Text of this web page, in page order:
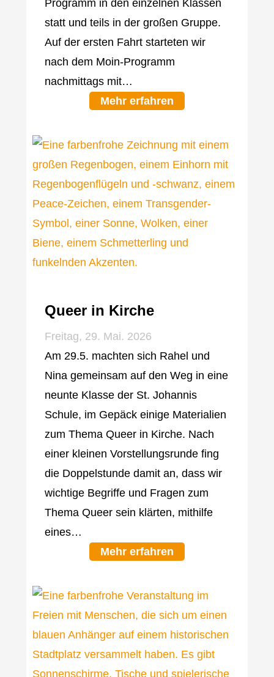
Programm in den einzelnen Klassen
statt und teils in der großen Gruppe.
Auf der ersten Fahrt starteten wir
nach dem Moin-Programm
nachmittags mit…
Mehr erfahren
Queer in Kirche
Freitag, 29. Mai. 2026
Am 29.5. machten sich Rahel und
Nina gemeinsam auf den Weg in eine
neunte Klasse der St. Johannis
Schule, im Gepäck einige Materialien
zum Thema Queer in Kirche. Nach
einer kleinen Vorstellungsrunde fing
die Doppelstunde damit an, dass wir
wichtige Begriffe und Fragen zum
Thema Queer sein klärten, mithilfe
eines…
Mehr erfahren